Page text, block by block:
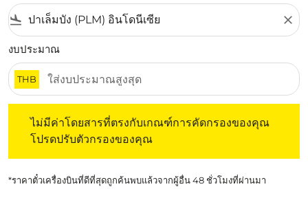
flight_land close
งบประมาณ
THB
ไม่มีค่าโดยสารที่ตรงกับเกณฑ์การคัดกรองของคุณ
โปรดปรับตัวกรองของคุณ
*ราคาตั๋วเครื่องบินที่ดีที่สุดถูกค้นพบแล้วจากผู้อื่น 48 ชั่วโมงที่ผ่านมา